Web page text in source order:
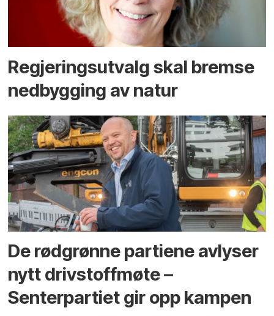
Regjerings­utvalg skal bremse
ned­bygging av natur
De rødgrønne partiene avlyser
nytt drivstoffmøte –
Senterpartiet gir opp kampen